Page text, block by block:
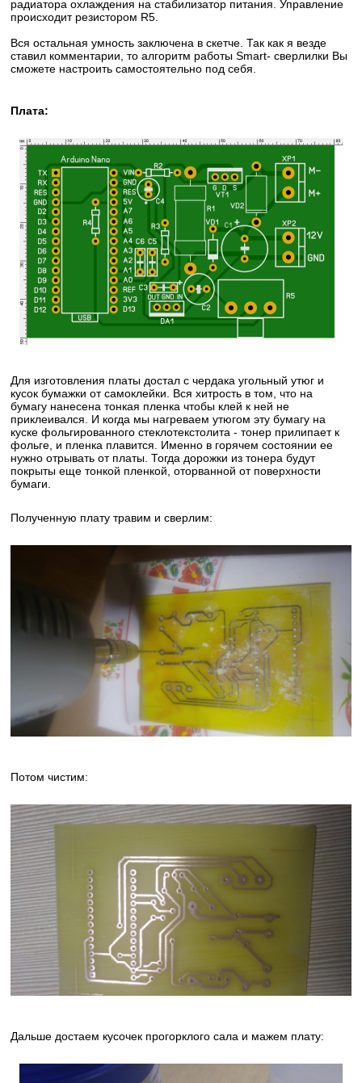
радиатора охлаждения на стабилизатор питания. Управление
происходит резистором R5.
Вся остальная умность заключена в скетче. Так как я везде
ставил комментарии, то алгоритм работы Smart- сверлилки Вы
сможете настроить самостоятельно под себя.
Плата:
Для изготовления платы достал с чердака угольный утюг и
кусок бумажки от самоклейки. Вся хитрость в том, что на
бумагу нанесена тонкая пленка чтобы клей к ней не
приклеивался. И когда мы нагреваем утюгом эту бумагу на
куске фольгированного стеклотекстолита - тонер прилипает к
фольге, и пленка плавится. Именно в горячем состоянии ее
нужно отрывать от платы. Тогда дорожки из тонера будут
покрыты еще тонкой пленкой, оторванной от поверхности
бумаги.
Полученную плату травим и сверлим:
Потом чистим:
Дальше достаем кусочек прогорклого сала и мажем плату: